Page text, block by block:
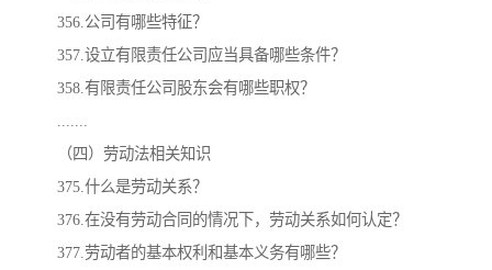
356.公司有哪些特征？
357.设立有限责任公司应当具备哪些条件？
358.有限责任公司股东会有哪些职权？
.......
（四）劳动法相关知识
375.什么是劳动关系？
376.在没有劳动合同的情况下，劳动关系如何认定？
377.劳动者的基本权利和基本义务有哪些？